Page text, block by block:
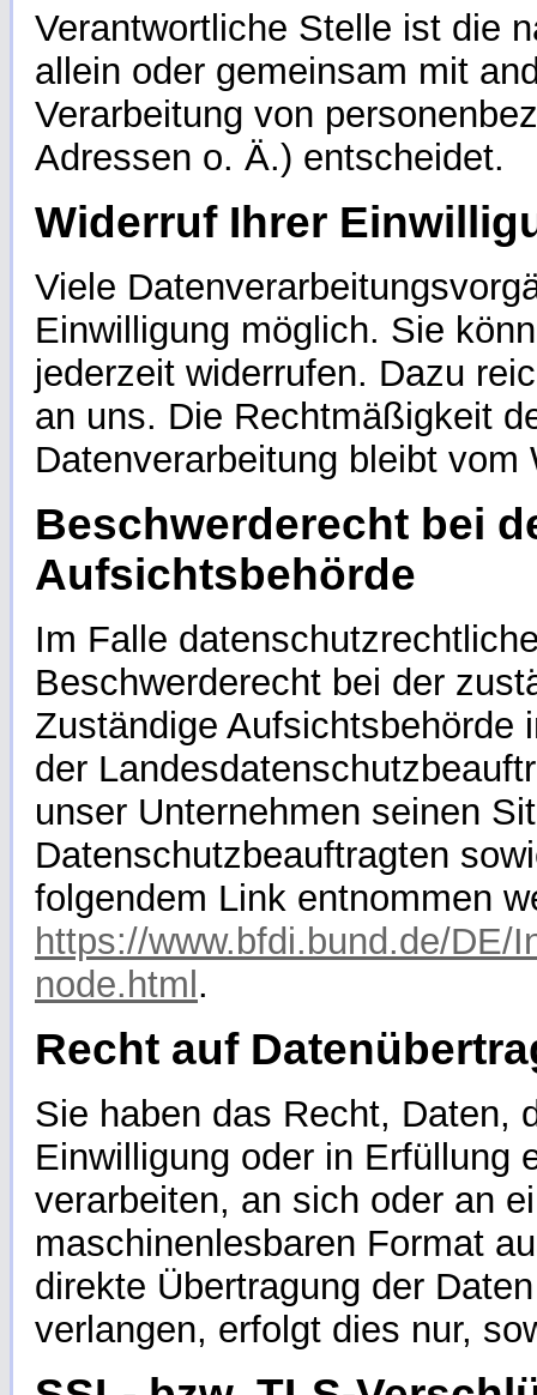
Verantwortliche Stelle ist die
allein oder gemeinsam mit
Verarbeitung von
Adressen o. Ä.) entscheidet.
Widerruf Ihrer
Viele
Einwilligung möglich. Sie
jederzeit widerrufen. Dazu
an uns. Die Rechtmäßigkeit
Datenverarbeitung bleibt vom
Beschwerderecht bei
Aufsichtsbehörde
Im Falle
Beschwerderecht bei der
Zuständige Aufsichtsbehörde
der
unser Unternehmen seinen
Datenschutzbeauftragten
folgendem Link entnommen
https://www.bfdi.bund.de/
node.html .
Recht auf
Sie haben das Recht, Daten,
Einwilligung oder in Erfüllung
verarbeiten, an sich oder an
maschinenlesbaren Format
direkte Übertragung der
verlangen, erfolgt dies nur,